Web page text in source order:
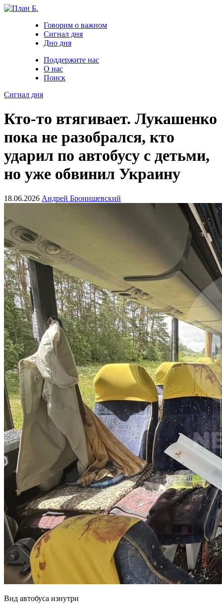
Говорим о важном
Сигнал дня
Дно дня
Поддержите нас
О нас
Поиск
Сигнал дня
Кто-то втягивает. Лукашенко
пока не разобрался, кто
ударил по автобусу с детьми,
но уже обвинил Украину
18.06.2026 Андрей Бронишевский
Вид автобуса изнутри